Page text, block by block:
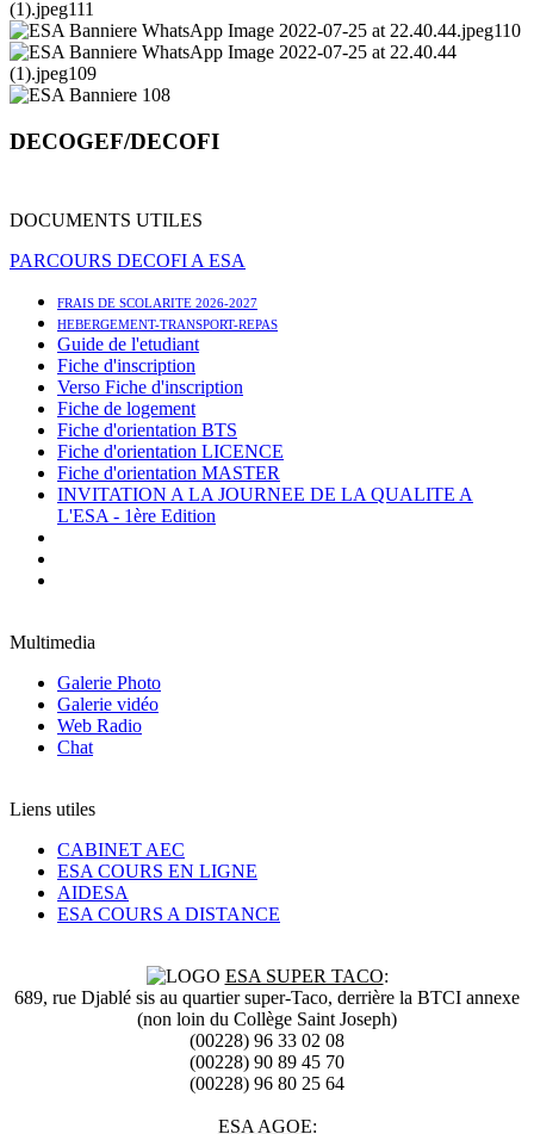
DECOGEF/DECOFI
DOCUMENTS UTILES
PARCOURS DECOFI A ESA
FRAIS DE SCOLARITE 2026-2027
HEBERGEMENT-TRANSPORT-REPAS
Guide de l'etudiant
Fiche d'inscription
Verso Fiche d'inscription
Fiche de logement
Fiche d'orientation BTS
Fiche d'orientation LICENCE
Fiche d'orientation MASTER
INVITATION A LA JOURNEE DE LA QUALITE A
L'ESA - 1ère Edition
Multimedia
Galerie Photo
Galerie vidéo
Web Radio
Chat
Liens utiles
CABINET AEC
ESA COURS EN LIGNE
AIDESA
ESA COURS A DISTANCE
ESA SUPER TACO:
689, rue Djablé sis au quartier super-Taco, derrière la BTCI annexe
(non loin du Collège Saint Joseph)
(00228) 96 33 02 08
(00228) 90 89 45 70
(00228) 96 80 25 64
ESA AGOE: